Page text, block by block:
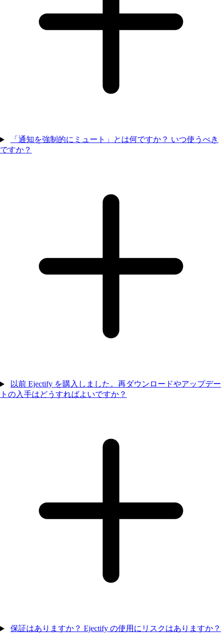
「通知を強制的にミュート」とは何ですか？ いつ使うべき
ですか？
以前 Ejectify を購入しました。再ダウンロードやアップデー
トの入手はどうすればよいですか？
保証はありますか？ Ejectify の使用にリスクはありますか？